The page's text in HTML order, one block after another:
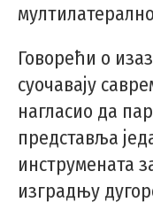
Говорећи о
суочавају
нагласио да
представља
инструмената
изградњу